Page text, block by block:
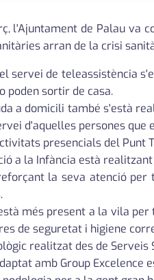
l'Ajuntament de Palau va
arran de la crisi
servei de teleassistència
poden sortir de casa.
a domicili també s'està
d'aquelles persones
presencials del Punt
a la Infància està
la seva atenció
més present a la vila
de seguretat i higiene
realitzat des de
amb Group Excelence